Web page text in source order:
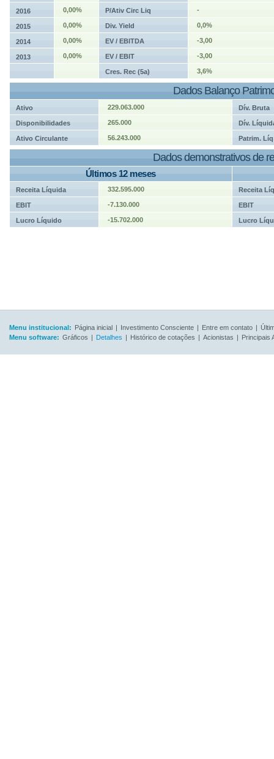
2016 0,00% P/Ativ Circ Liq -
2015 0,00% Div. Yield 0,0%
2014 0,00% EV / EBITDA -3,00
2013 0,00% EV / EBIT -3,00
Cres. Rec (5a) 3,6%
Dados Balanço
Ativo 229.063.000 Dív. Bruta
Disponibilidades 265.000 Dív.
Ativo Circulante 56.243.000 Patrim. Líq
Dados demonstrativos de
Últimos 12 meses
Receita Líquida 332.595.000 Receita
EBIT -7.130.000 EBIT
Lucro Líquido -15.702.000 Lucro
Menu institucional: Página inicial | Investimento Consciente | Entre em contato |
Menu software: Gráficos | Detalhes | Histórico de cotações | Acionistas | Principais